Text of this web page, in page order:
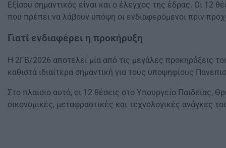
Εξίσου σημαντικός είναι και ο έλεγχος της έδρας. Οι 12
που πρέπει να λάβουν υπόψη οι ενδιαφερόμενοι πριν
Γιατί ενδιαφέρει η προκήρυξη
Η 2ΓΒ/2026 αποτελεί μία από τις μεγάλες προκηρύξεις
καθιστά ιδιαίτερα σημαντική για τους υποψηφίους
Στο πλαίσιο αυτό, οι 12 θέσεις στο Υπουργείο Παιδείας,
οικονομικές, μεταφραστικές και τεχνολογικές ανάγκες